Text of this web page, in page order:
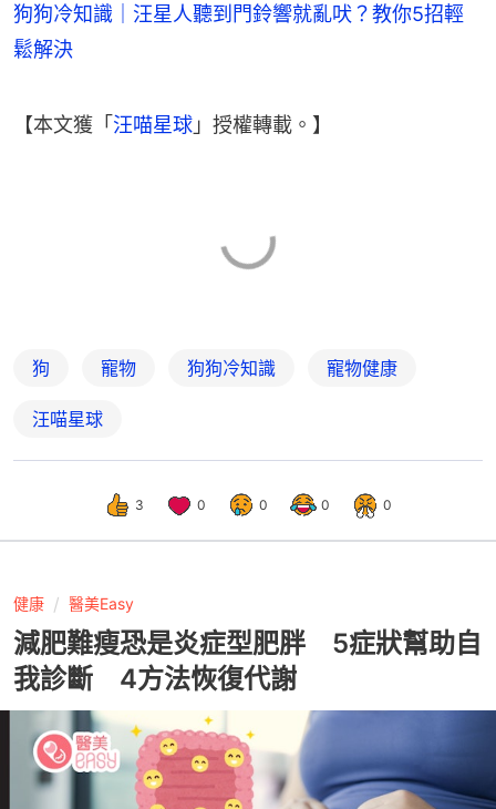
狗狗冷知識｜汪星人聽到門鈴響就亂吠？教你5招輕
鬆解決
【本文獲「汪喵星球 」授權轉載。】
狗 寵物 狗狗冷知識 寵物健康
汪喵星球
3 0 0 0 0
健康 醫美Easy
減肥難瘦恐是炎症型肥胖 5症狀幫助自
我診斷 4方法恢復代謝